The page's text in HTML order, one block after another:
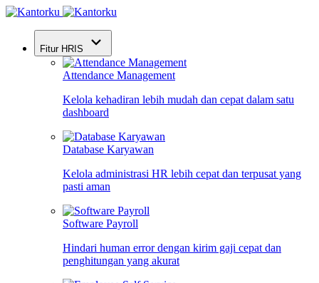
Fitur HRIS
Attendance Management
Kelola kehadiran lebih mudah dan cepat dalam satu
dashboard
Database Karyawan
Kelola administrasi HR lebih cepat dan terpusat yang
pasti aman
Software Payroll
Hindari human error dengan kirim gaji cepat dan
penghitungan yang akurat